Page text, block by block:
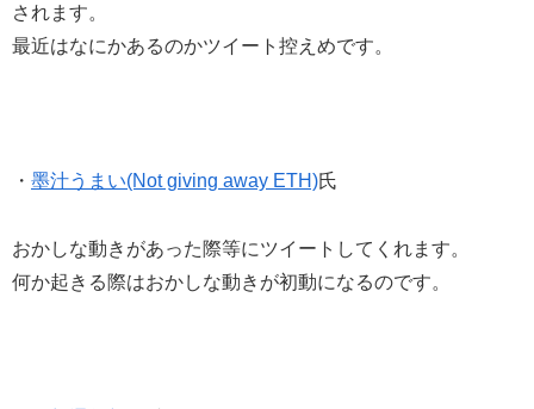
されます。
最近はなにかあるのかツイート控えめです。
・ 墨汁うまい(Not giving away ETH)氏
おかしな動きがあった際等にツイートしてくれます。
何か起きる際はおかしな動きが初動になるのです。